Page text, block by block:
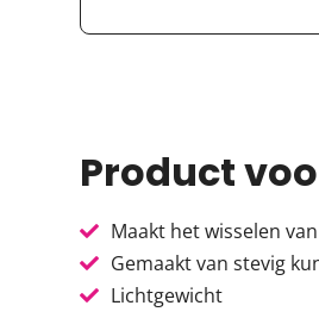
Product
Maakt het wisselen
Gemaakt van stevig
Lichtgewicht